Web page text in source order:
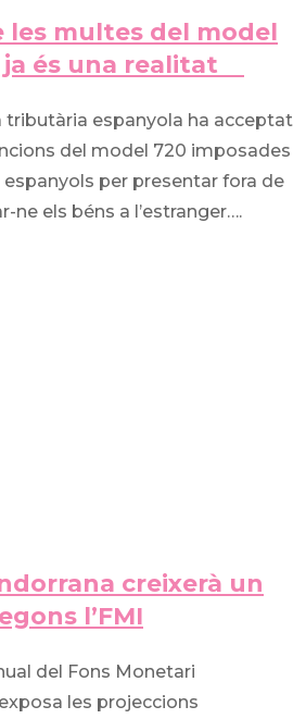
les multes del model
ja és una realitat
tributària espanyola ha acceptat
del model 720 imposades
per presentar fora de
ne els béns a l’estranger….
creixerà un
l’FMI
del Fons Monetari
les projeccions